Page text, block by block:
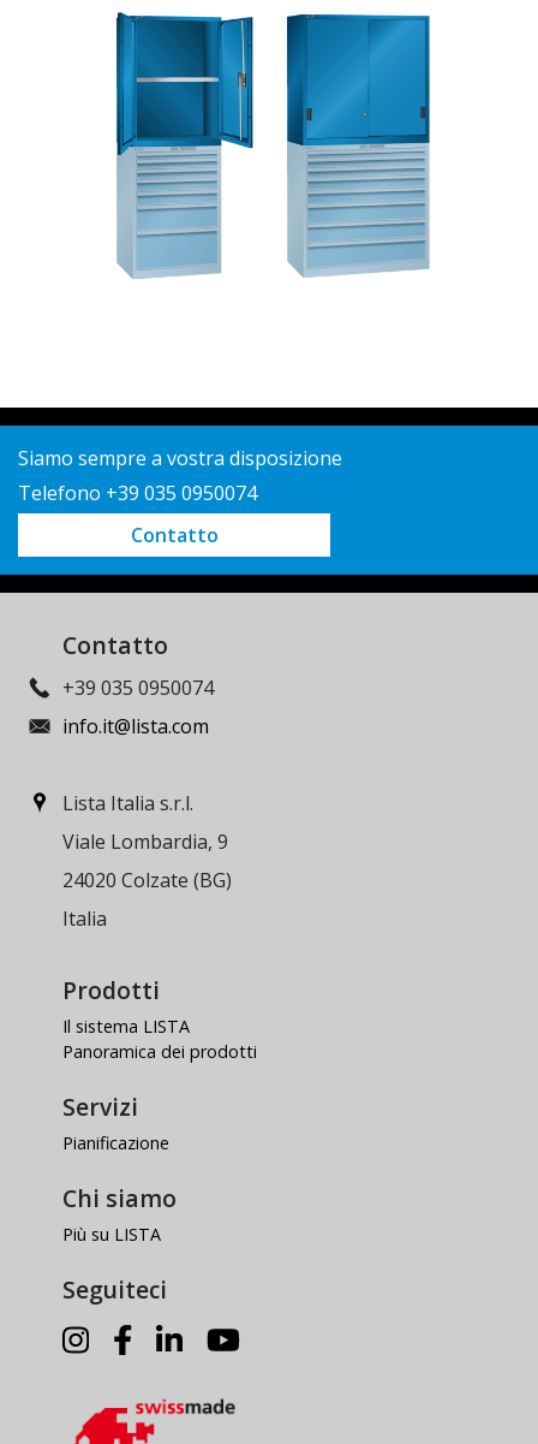
Siamo sempre a vostra disposizione
Telefono +39 035 0950074
Contatto
Contatto
+39 035 0950074
info.it@lista.com
Lista Italia s.r.l.
Viale Lombardia, 9
24020 Colzate (BG)
Italia
Prodotti
Il sistema LISTA
Panoramica dei prodotti
Servizi
Pianificazione
Chi siamo
Più su LISTA
Seguiteci